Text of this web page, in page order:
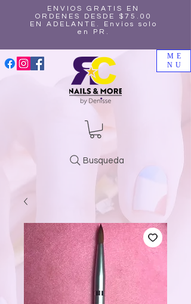
ENVIOS GRATIS EN
ORDENES DESDE $75.00
EN ADELANTE. Envíos solo
en PR.
ME
NU
Busqueda